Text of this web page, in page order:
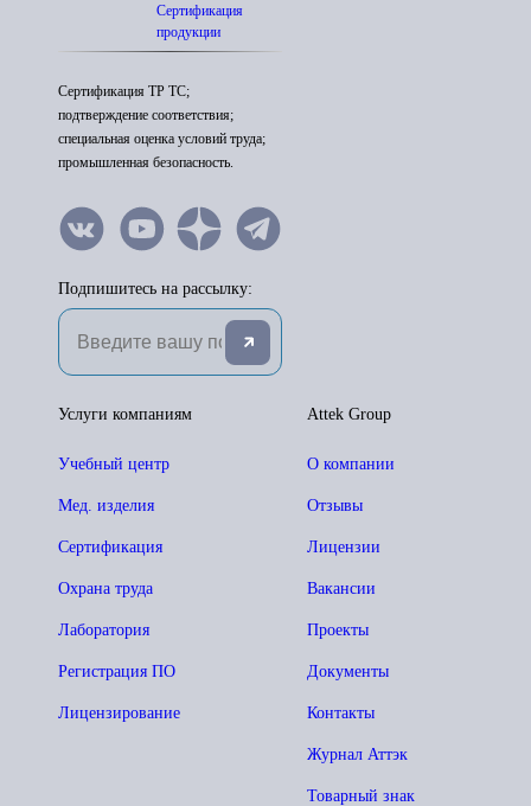
Сертификация
продукции
Сертификация ТР ТС;
подтверждение соответствия;
специальная оценка условий труда;
промышленная безопасность.
Подпишитесь на рассылку:
Attek Group
О компании
Отзывы
Лицензии
Вакансии
Проекты
Документы
Контакты
Журнал Аттэк
Товарный знак
Услуги компаниям
Учебный центр
Мед. изделия
Сертификация
Охрана труда
Лаборатория
Регистрация ПО
Лицензирование